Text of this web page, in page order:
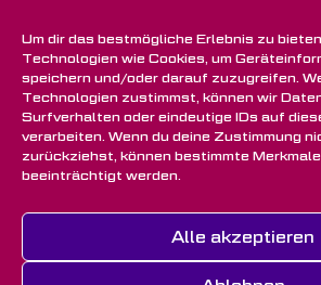
Um dir das bestmögliche Erlebnis zu
Technologien wie Cookies, um
speichern und/oder darauf zuzugreifen.
Technologien zustimmst, können wir
Surfverhalten oder eindeutige IDs auf
verarbeiten. Wenn du deine Zustimmung
zurückziehst, können bestimmte
beeinträchtigt werden.
Alle akzeptieren